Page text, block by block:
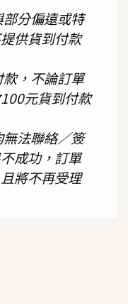
分偏遠或特
供貨到付款
，不論訂單
元貨到付款
法聯絡／簽
成功，訂單
將不再受理